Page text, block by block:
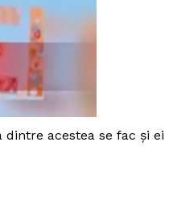
/ Echipaacestea se fac și ei